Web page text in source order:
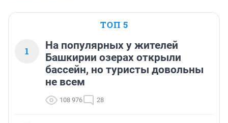
ТОП 5
1
На популярных у жителей
Башкирии озерах открыли
бассейн, но туристы довольны
не всем
108 976 28